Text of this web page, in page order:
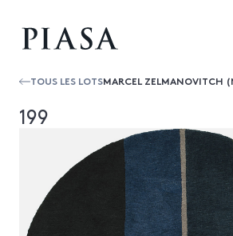
TOUS LES LOTS
199